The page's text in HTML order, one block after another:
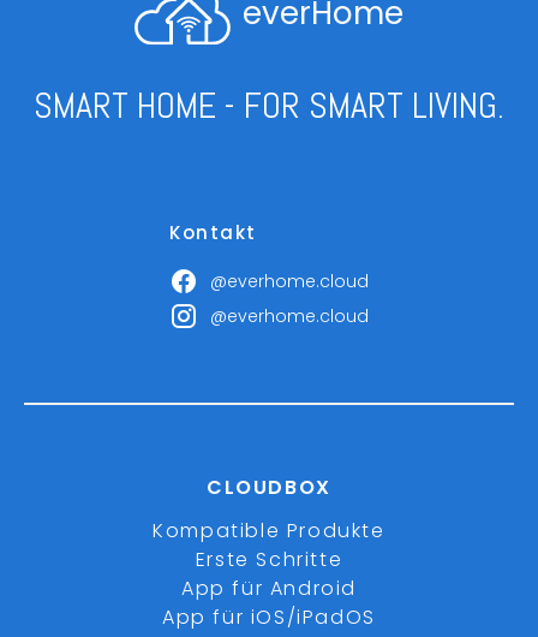
everHome
SMART HOME - FOR SMART LIVING.
Kontakt
@everhome.cloud
@everhome.cloud
CLOUDBOX
Kompatible Produkte
Erste Schritte
App für Android
App für iOS/iPadOS